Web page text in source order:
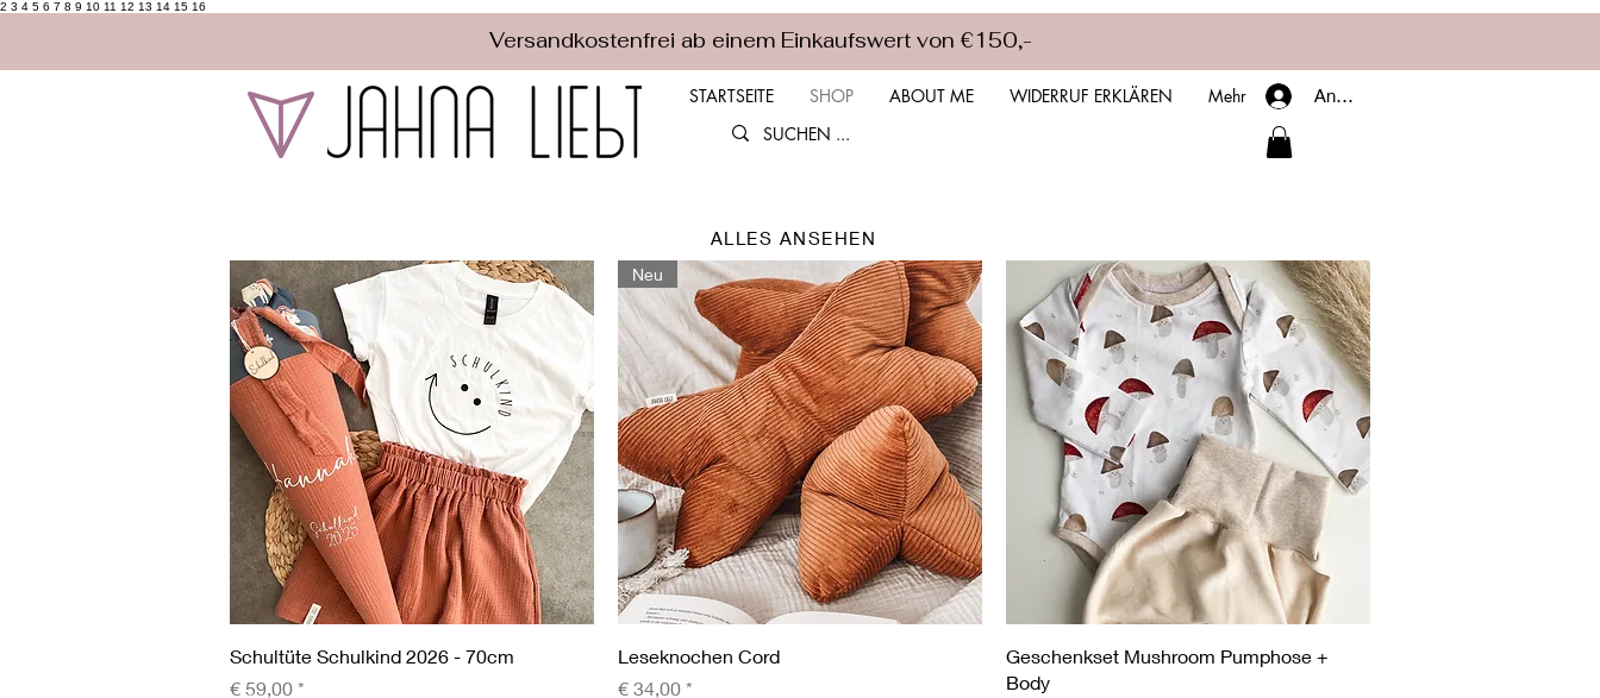
2 3 4 5 6 7 8 9 10 11 12 13 14 15 16
Versandkostenfrei ab einem Einkaufswert von €150,-
STARTSEITE SHOP ABOUT ME WIDERRUF ERKLÄREN Mehr Anmelden
ALLES ANSEHEN
Schnellansicht
Schultüte Schulkind 2026 - 70cm
Preis
€ 59,00
Schnellansicht
Neu
Leseknochen Cord
Preis
€ 34,00
Schnellansicht
Geschenkset Mushroom Pumphose +
Body